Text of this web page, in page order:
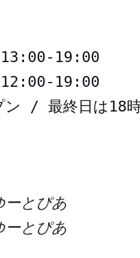
13:00-19:00
12:00-19:00
ン / 最終日は 18
ーとぴあ
とぴあ